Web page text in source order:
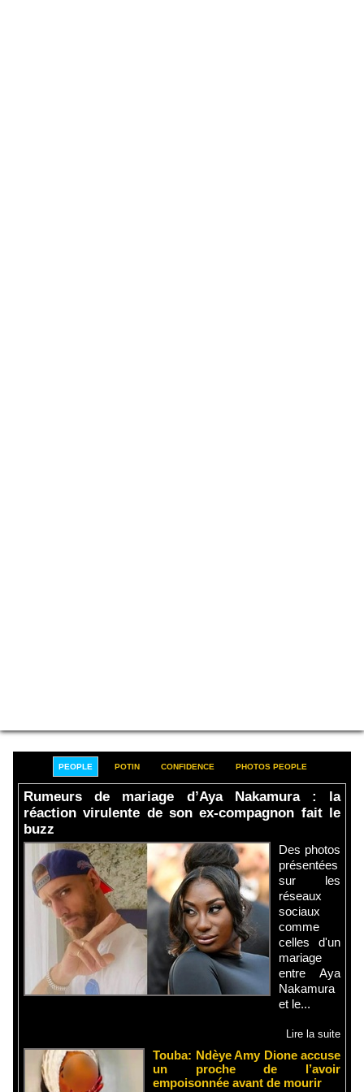
PEOPLE POTIN CONFIDENCE PHOTOS PEOPLE
Rumeurs de mariage d’Aya Nakamura : la
réaction virulente de son ex-compagnon fait le
buzz
Des photos
présentées
sur les
réseaux
sociaux
comme
celles d'un
mariage
entre Aya
Nakamura
et le...
Lire la suite
Touba: Ndèye Amy Dione accuse
un proche de l’avoir
empoisonnée avant de mourir